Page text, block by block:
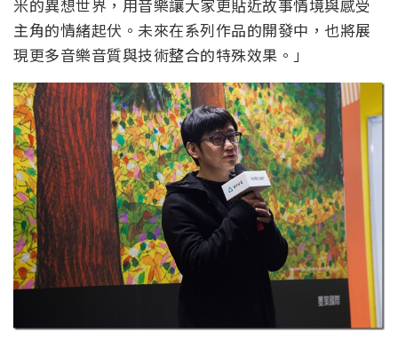
米的異想世界，用音樂讓大家更貼近故事情境與感受
主角的情緒起伏。未來在系列作品的開發中，也將展
現更多音樂音質與技術整合的特殊效果。」